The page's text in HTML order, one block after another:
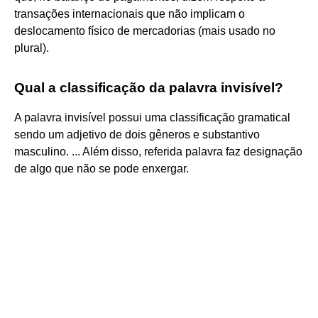
transações internacionais que não implicam o
deslocamento físico de mercadorias (mais usado no
plural).
Qual a classificação da palavra invisível?
A palavra invisível possui uma classificação gramatical
sendo um adjetivo de dois gêneros e substantivo
masculino. ... Além disso, referida palavra faz designação
de algo que não se pode enxergar.